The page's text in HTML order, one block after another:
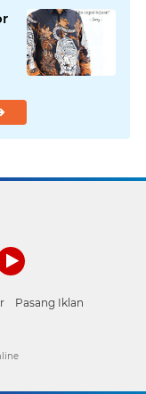
Pasang Iklan